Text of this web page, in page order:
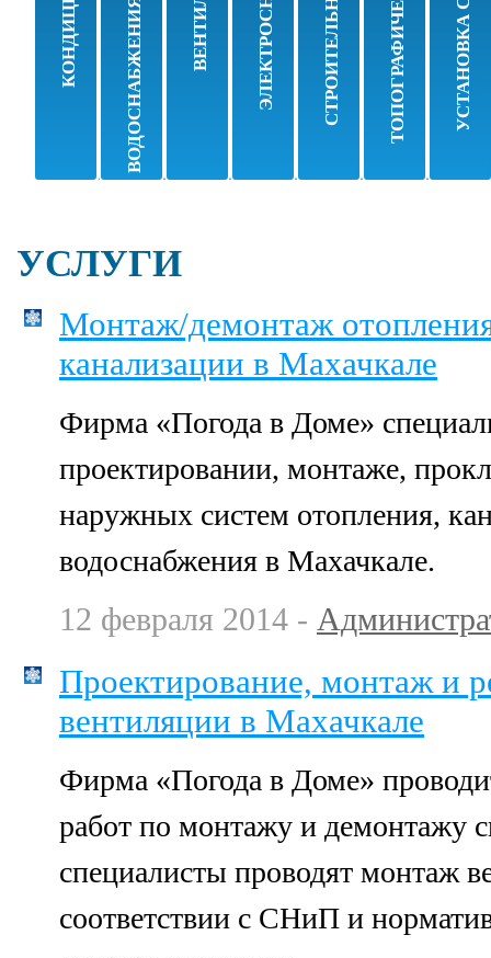
Заправка фреоном
Монтаж
Демонтаж
Монтаж систем
Демонтаж систем
Монтаж
Монтаж и
УСЛУГИ
Монтаж/демонтаж
канализации в Махачкале
Фирма «Погода в Доме»
проектировании, монтаже,
наружных систем отопления,
водоснабжения в Махачкале.
12 февраля 2014 -
Проектирование, монтаж и
вентиляции в Махачкале
Фирма «Погода в Доме»
работ по монтажу и демонтажу
специалисты проводят монтаж
соответствии с СНиП и